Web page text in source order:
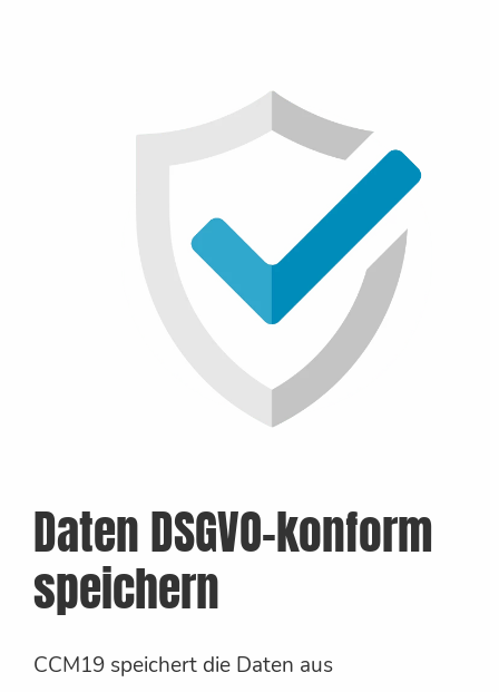
Daten DSGVO-konform
speichern
CCM19 speichert die Daten aus